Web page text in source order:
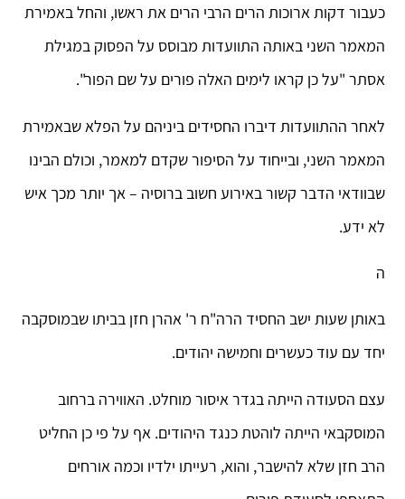
כעבור דקות ארוכות הרים הרבי הרים את ראשו, והחל באמירת
המאמר השני באותה התוועדות מבוסס על הפסוק במגילת
אסתר "על כן קראו לימים האלה פורים על שם הפור".
לאחר ההתוועדות דיברו החסידים ביניהם על הפלא שבאמירת
המאמר השני, ובייחוד על הסיפור שקדם למאמר, וכולם הבינו
שבוודאי הדבר קשור באירוע חשוב ברוסיה – אך יותר מכך איש
לא ידע.
ה
באותן שעות ישב החסיד הרה"ח ר' אהרן חזן בביתו שבמוסקבה
יחד עם עוד כעשרים וחמישה יהודים.
עצם הסעודה הייתה בגדר איסור מוחלט. האווירה ברחוב
המוסקבאי הייתה לוהטת כנגד היהודים. אף על פי כן החליט
הרב חזן שלא להישבר, והוא, רעייתו ילדיו וכמה אורחים